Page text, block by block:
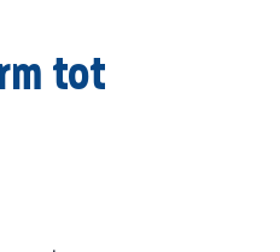
tot